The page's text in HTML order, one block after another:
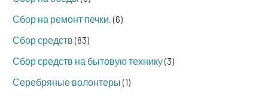
Сбор на ремонт печки.(6)
Сбор средств(83)
Сбор средств на бытовую технику(3)
Серебряные волонтеры(1)